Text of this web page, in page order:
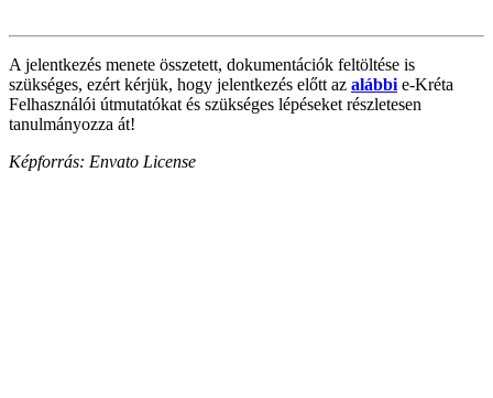
A jelentkezés menete összetett, dokumentációk feltöltése is
szükséges, ezért kérjük, hogy jelentkezés előtt az alábbie-Kréta
Felhasználói útmutatókat és szükséges lépéseket részletesen
tanulmányozza át!
Képforrás: Envato License